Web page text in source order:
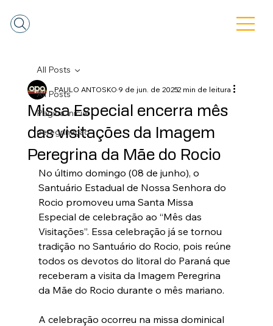
All Posts
Pagina Inicial
peregrinação
All Posts
Missa Especial encerra mês
das visitações da Imagem
Peregrina da Mãe do Rocio
PAULO ANTOSKO9 de jun. de 20252 min de leitura
No último domingo (08 de junho), o
Santuário Estadual de Nossa Senhora do
Rocio promoveu uma Santa Missa
Especial de celebração ao “Mês das
Visitações”. Essa celebração já se tornou
tradição no Santuário do Rocio, pois reúne
todos os devotos do litoral do Paraná que
receberam a visita da Imagem Peregrina
da Mãe do Rocio durante o mês mariano.
A celebração ocorreu na missa dominical